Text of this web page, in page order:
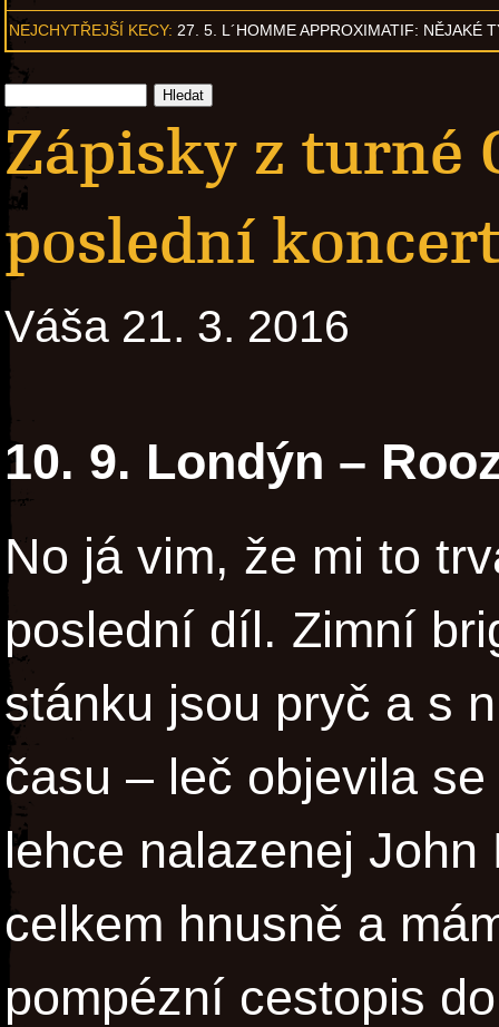
NEJCHYTŘEJŠÍ KECY: 27. 5. L´HOMME APPROXIMATIF: NĚJAKÉ
Zápisky z turné
poslední
Váša 21. 3. 2016
10. 9. Londýn –
No já vim, že mi to
poslední díl. Zimní
stánku jsou pryč a s
času – leč objevila
lehce nalazenej
celkem hnusně a
pompézní cestopis